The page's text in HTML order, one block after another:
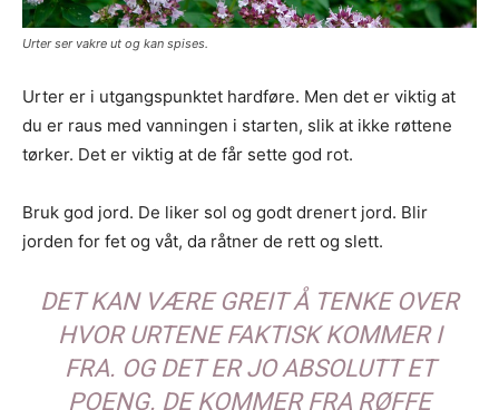
Urter ser vakre ut og kan spises.
Urter er i utgangspunktet hardføre. Men det er viktig at
du er raus med vanningen i starten, slik at ikke røttene
tørker. Det er viktig at de får sette god rot.
Bruk god jord. De liker sol og godt drenert jord. Blir
jorden for fet og våt, da råtner de rett og slett.
DET KAN VÆRE GREIT Å TENKE OVER
HVOR URTENE FAKTISK KOMMER I
FRA. OG DET ER JO ABSOLUTT ET
POENG. DE KOMMER FRA RØFFE